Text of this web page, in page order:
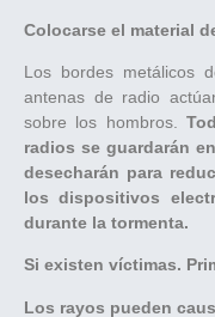
Colocarse el material
Los bordes metálicos
antenas de radio
sobre los hombros.
radios se guardarán
desecharán para
los dispositivos
durante la tormenta.
Si existen víctimas.
Los rayos pueden